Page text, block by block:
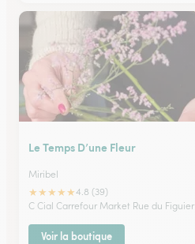
Le Temps D’une Fleur
Miribel
★★★★★4.8 (39)
C Cial Carrefour Market Rue du Figuier
Voir la boutique